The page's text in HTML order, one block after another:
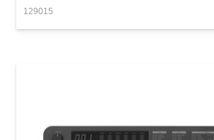
129015